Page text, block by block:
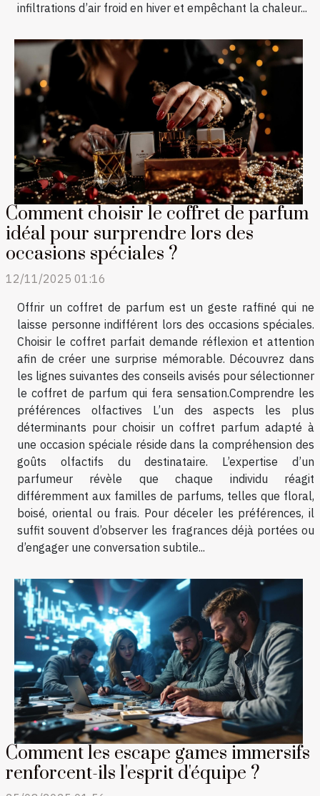
infiltrations d’air froid en hiver et empêchant la chaleur...
Comment choisir le coffret de parfum
idéal pour surprendre lors des
occasions spéciales ?
12/11/2025 01:16
Offrir un coffret de parfum est un geste raffiné qui ne
laisse personne indifférent lors des occasions spéciales.
Choisir le coffret parfait demande réflexion et attention
afin de créer une surprise mémorable. Découvrez dans
les lignes suivantes des conseils avisés pour sélectionner
le coffret de parfum qui fera sensation.Comprendre les
préférences olfactives L’un des aspects les plus
déterminants pour choisir un coffret parfum adapté à
une occasion spéciale réside dans la compréhension des
goûts olfactifs du destinataire. L’expertise d’un
parfumeur révèle que chaque individu réagit
différemment aux familles de parfums, telles que floral,
boisé, oriental ou frais. Pour déceler les préférences, il
suffit souvent d’observer les fragrances déjà portées ou
d’engager une conversation subtile...
Comment les escape games immersifs
renforcent-ils l'esprit d'équipe ?